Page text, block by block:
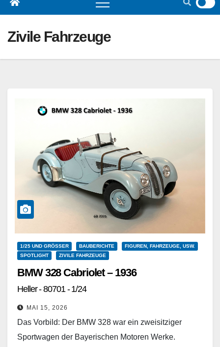
Zivile Fahrzeuge
1/25 UND GRÖSSER BAUBERICHTE
FIGUREN, FAHRZEUGE, USW.
SPOTLIGHT
ZIVILE FAHRZEUGE
BMW 328 Cabriolet – 1936
Heller - 80701 - 1/24
MAI 15, 2026
Das Vorbild: Der BMW 328 war ein zweisitziger
Sportwagen der Bayerischen Motoren Werke.